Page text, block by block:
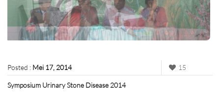
Posted : Mei 17, 2014 15
Symposium Urinary Stone Disease 2014